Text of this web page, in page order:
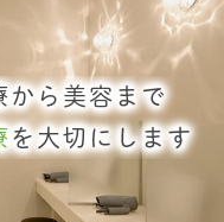
から美容まで
を大切にします